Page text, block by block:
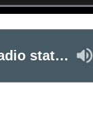
Select radio station